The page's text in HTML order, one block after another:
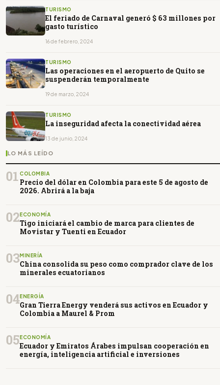
TURISMO
El feriado de Carnaval generó $ 63 millones por
gasto turístico
16 de febrero, 2024
TURISMO
Las operaciones en el aeropuerto de Quito se
suspenderán temporalmente
19 de marzo, 2024
TURISMO
La inseguridad afecta la conectividad aérea
13 de junio, 2024
LO MÁS LEÍDO
01 COLOMBIA
Precio del dólar en Colombia para este 5 de agosto de
2026. Abrirá a la baja
02 ECONOMÍA
Tigo iniciará el cambio de marca para clientes de
Movistar y Tuenti en Ecuador
03MINERÍA
China consolida su peso como comprador clave de los
minerales ecuatorianos
04ENERGÍA
Gran Tierra Energy venderá sus activos en Ecuador y
Colombia a Maurel & Prom
05 ECONOMÍA
Ecuador y Emiratos Árabes impulsan cooperación en
energía, inteligencia artificial e inversiones